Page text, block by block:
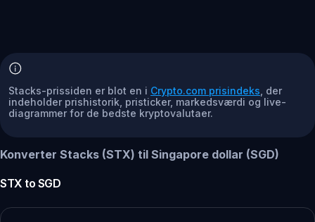
Stacks-prissiden er blot en i Crypto.com prisindeks , der
indeholder prishistorik, pristicker, markedsværdi og live-
diagrammer for de bedste kryptovalutaer.
Konverter Stacks (STX) til Singapore dollar (SGD)
STX to SGD